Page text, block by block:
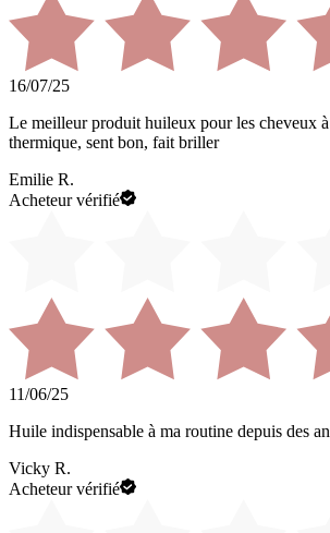
16/07/25
Le meilleur produit huileux pour les cheveux
thermique, sent bon, fait briller
Emilie R.
Acheteur vérifié
11/06/25
Huile indispensable à ma routine depuis des
Vicky R.
Acheteur vérifié